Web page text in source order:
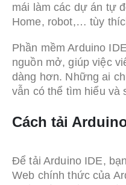
mái làm các dự án tự
Home, robot,… tùy
Phần mềm Arduino
nguồn mở, giúp việc
dàng hơn. Những ai
vẫn có thể tìm hiểu và
Cách tải
Để tải Arduino IDE,
Web chính thức của